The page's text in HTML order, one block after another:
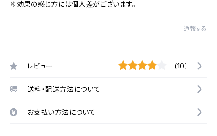
※効果の感じ方には個人差がございます。
通報する
レビュー (10)
送料・配送方法について
お支払い方法について